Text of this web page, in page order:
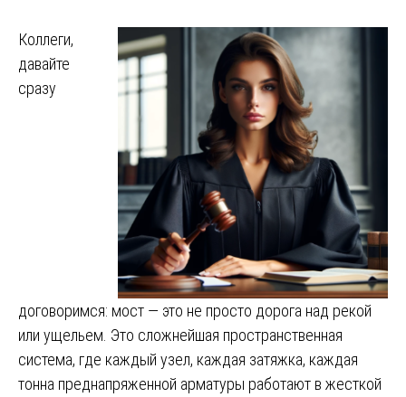
Коллеги,
давайте
сразу
договоримся: мост — это не просто дорога над рекой
или ущельем. Это сложнейшая пространственная
система, где каждый узел, каждая затяжка, каждая
тонна преднапряженной арматуры работают в жесткой